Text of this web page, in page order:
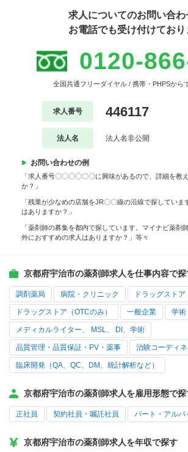
求人についてのお問い合わ
お電話でも受け付けており
0120-
全国共通フリーダイヤル / 携帯・PHPSから
求人番号 446117
法人名 法人名非公開
お問い合わせの例
「求人番号〇〇〇〇〇〇に興味があるので、詳細を教
か？」
「残業が少なめの店舗をJR〇〇線の沿線で探していま
はありますか？」
「薬剤師の募集を都内で探しています。マイナビ薬剤
外におすすめの求人はありますか？」等々
京都府宇治市の薬剤師求人を仕事内容で探
調剤薬局 病院・クリニック ドラッグストア
ドラッグストア（OTCのみ） 一般企業 学術
メディカルライター、 MSL、 DI、学術
品質管理・品質保証・PV・薬事 治験コーディネ
臨床開発（QA、QC、DM、統計解析など）
京都府宇治市の薬剤師求人を雇用形態で探
正社員 契約社員・嘱託社員 パート・アルバ
京都府宇治市の薬剤師求人を年収で探す